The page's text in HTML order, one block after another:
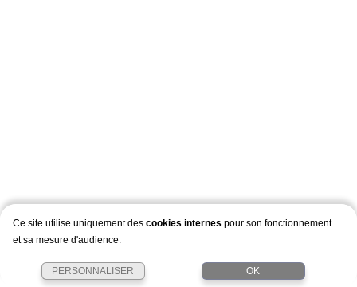
Ce site utilise uniquement des cookies internes pour son fonctionnement
et sa mesure d'audience.
PERSONNALISER OK